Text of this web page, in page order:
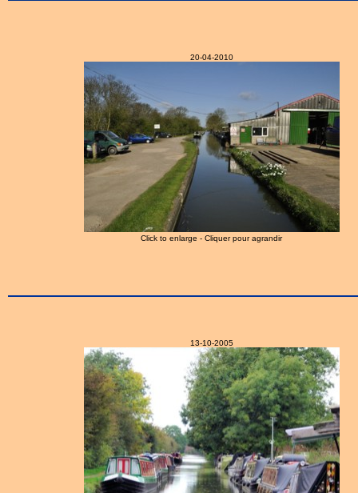
20-04-2010
Click to enlarge - Cliquer pour agrandir
13-10-2005